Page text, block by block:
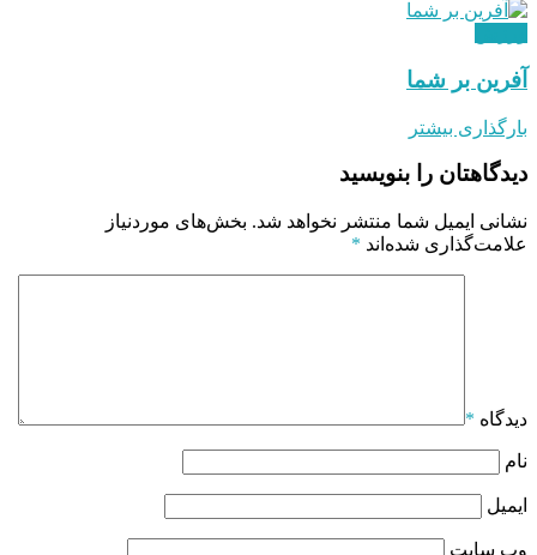
آفرین بر شما
بارگذاری بیشتر
دیدگاهتان را بنویسید
نشانی ایمیل شما منتشر نخواهد شد. بخش‌های موردنیاز
علامت‌گذاری شده‌اند *
دیدگاه *
نام
ایمیل
وب‌ سایت